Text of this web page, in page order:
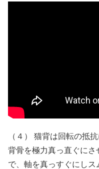
（４） 猫背は回転の抵
背骨を極力真っ直ぐに
で、軸を真っすぐにしス